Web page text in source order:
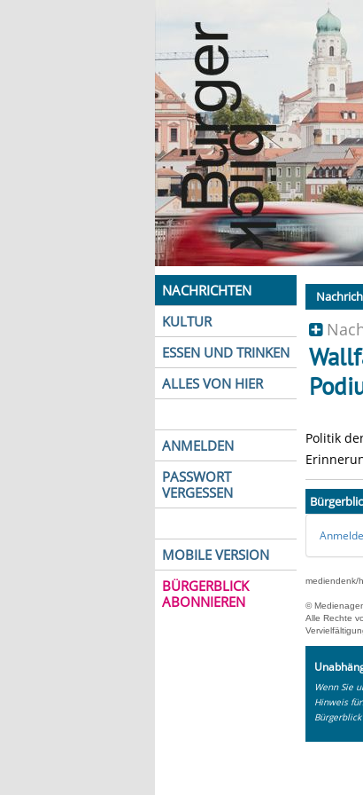
NACHRICHTEN
KULTUR
ESSEN UND TRINKEN
ALLES VON HIER
ANMELDEN
PASSWORT
VERGESSEN
MOBILE VERSION
BÜRGERBLICK
ABONNIEREN
Politik
mediendenk/
©
Alle Rechte
Wenn Sie
Hinweis